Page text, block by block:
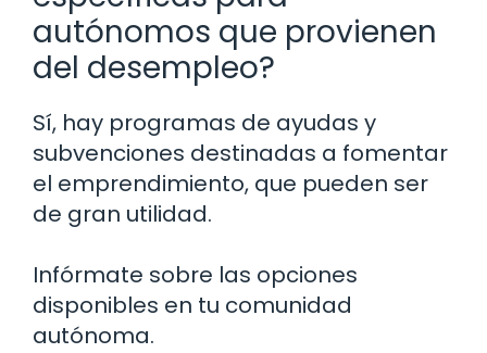
autónomos que provienen
del desempleo?
Sí, hay programas de ayudas y
subvenciones destinadas a fomentar
el emprendimiento, que pueden ser
de gran utilidad.
Infórmate sobre las opciones
disponibles en tu comunidad
autónoma.